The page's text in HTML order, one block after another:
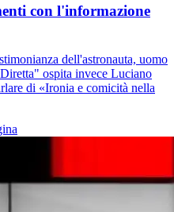
con l'informazione
dell'astronauta, uomo
ospita invece Luciano
di «Ironia e comicità nella